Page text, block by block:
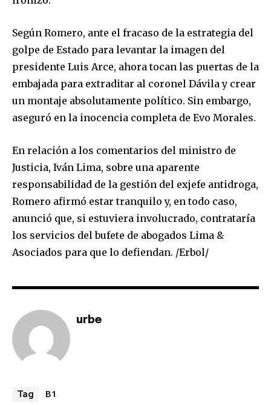
Según Romero, ante el fracaso de la estrategia del
golpe de Estado para levantar la imagen del
presidente Luis Arce, ahora tocan las puertas de la
embajada para extraditar al coronel Dávila y crear
un montaje absolutamente político. Sin embargo,
aseguró en la inocencia completa de Evo Morales.
En relación a los comentarios del ministro de
Justicia, Iván Lima, sobre una aparente
responsabilidad de la gestión del exjefe antidroga,
Romero afirmó estar tranquilo y, en todo caso,
anunció que, si estuviera involucrado, contrataría
los servicios del bufete de abogados Lima &
Asociados para que lo defiendan. /Erbol/
urbe
Tag B1